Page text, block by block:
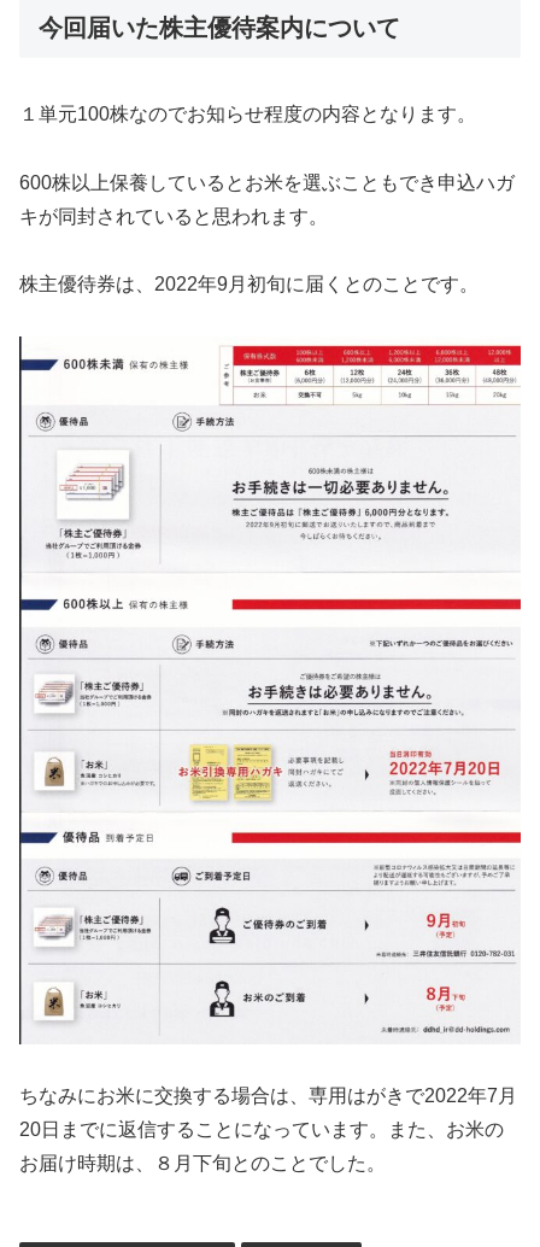
今回届いた株主優待案内について
１単元100株なのでお知らせ程度の内容となります。
600株以上保養しているとお米を選ぶこともでき申込ハガ
キが同封されていると思われます。
株主優待券は、2022年9月初旬に届くとのことです。
ちなみにお米に交換する場合は、専用はがきで2022年7月
20日までに返信することになっています。また、お米の
お届け時期は、８月下旬とのことでした。